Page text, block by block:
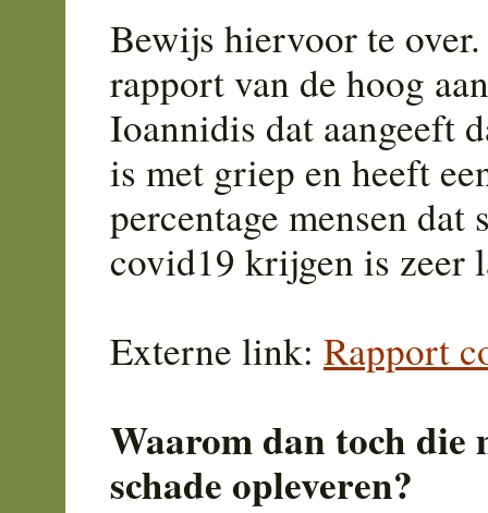
Bewijs hiervoor te
rapport van de hoog
Ioannidis dat aangeeft
is met griep en heeft
percentage mensen dat
covid19 krijgen is zeer
Externe link: Rapport
Waarom dan toch die
schade opleveren?